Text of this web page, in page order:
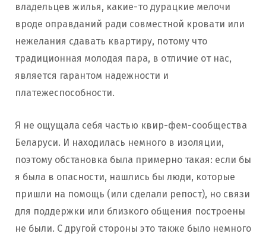
владельцев жилья, какие-то дурацкие мелочи
вроде оправданий ради совместной кровати или
нежелания сдавать квартиру, потому что
традиционная молодая пара, в отличие от нас,
является гарантом надежности и
платежеспособности.
Я не ощущала себя частью квир-фем-сообщества
Беларуси. И находилась немного в изоляции,
поэтому обстановка была примерно такая: если бы
я была в опасности, нашлись бы люди, которые
пришли на помощь (или сделали репост), но связи
для поддержки или близкого общения построены
не были. С другой стороны это также было немного